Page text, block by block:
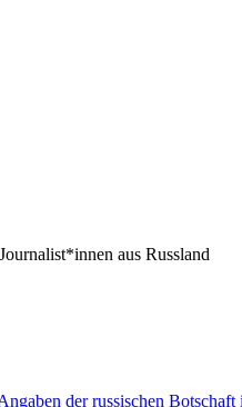
aus Russland
der russischen